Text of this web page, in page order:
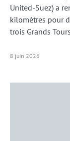
United-Suez) a
kilomètres pour
trois Grands
8 juin 2026